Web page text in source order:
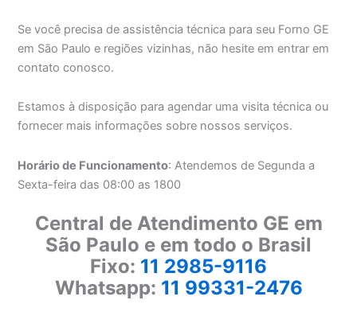
Se você precisa de assistência técnica para seu Forno GE
em São Paulo e regiões vizinhas, não hesite em entrar em
contato conosco.
Estamos à disposição para agendar uma visita técnica ou
fornecer mais informações sobre nossos serviços.
Horário de Funcionamento: Atendemos de Segunda a
Sexta-feira das 08:00 as 1800
Central de Atendimento GE em
São Paulo e em todo o Brasil
Fixo: 11 2985-9116
Whatsapp: 11 99331-2476